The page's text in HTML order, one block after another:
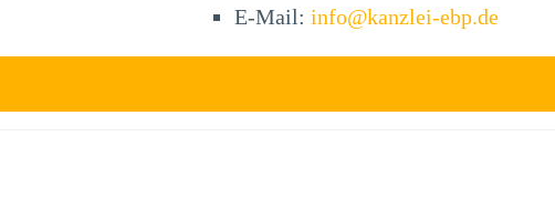
E-Mail: info@kanzlei-ebp.de